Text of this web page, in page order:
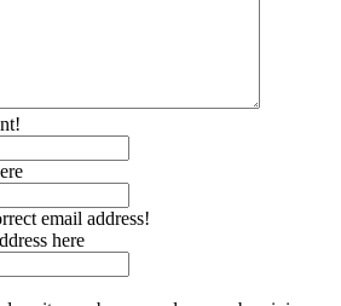
email address!
here